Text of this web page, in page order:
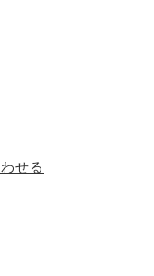
せる